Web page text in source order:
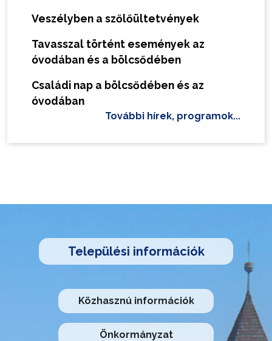
Veszélyben a szőlőültetvények
Tavasszal történt események az
óvodában és a bölcsődében
Családi nap a bölcsődében és az
óvodában
További hírek, programok...
Települési információk
Közhasznú információk
Önkormányzat